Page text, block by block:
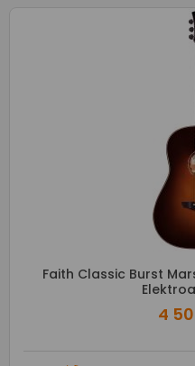
Faith Classic Burst
4